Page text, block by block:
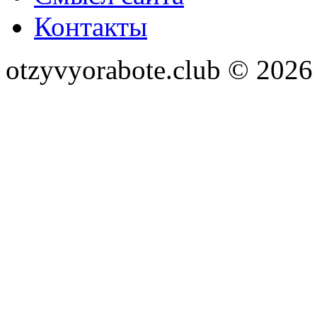
Контакты
otzyvyorabote.club © 2026